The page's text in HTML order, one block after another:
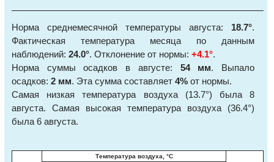
Норма среднемесячной температуры августа: 18.7°.
Фактическая температура месяца по данным
наблюдений: 24.0°. Отклонение от нормы: +4.1°.
Норма суммы осадков в августе: 54 мм. Выпало
осадков: 2 мм. Эта сумма составляет 4% от нормы.
Самая низкая температура воздуха (13.7°) была 8
августа. Самая высокая температура воздуха (36.4°)
была 6 августа.
Температура воздуха, °С